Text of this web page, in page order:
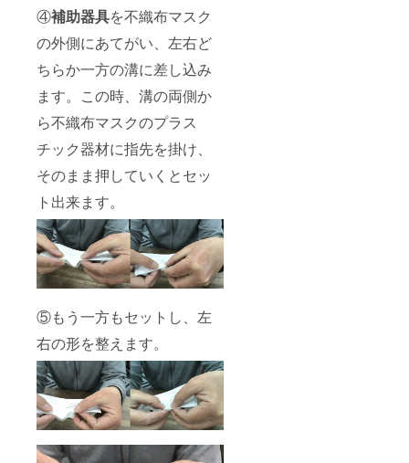
④補助器具を不織布マスク
の外側にあてがい、左右ど
ちらか一方の溝に差し込み
ます。この時、溝の両側か
ら不織布マスクのプラス
チック器材に指先を掛け、
そのまま押していくとセッ
ト出来ます。
⑤もう一方もセットし、左
右の形を整えます。